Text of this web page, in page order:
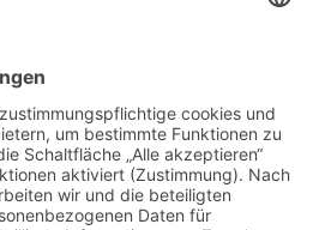
und darin
Haus oder Ihre
und bleiben Sie